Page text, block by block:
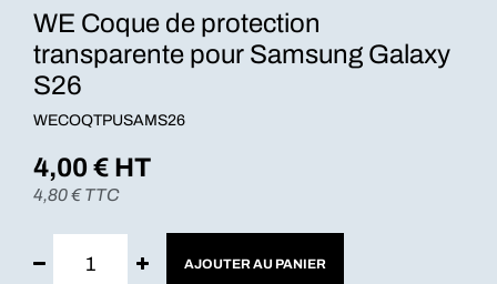
WE Coque de protection
transparente pour Samsung Galaxy
S26
WECOQTPUSAMS26
4,00€ HT
4,80€ TTC
AJOUTER AU PANIER